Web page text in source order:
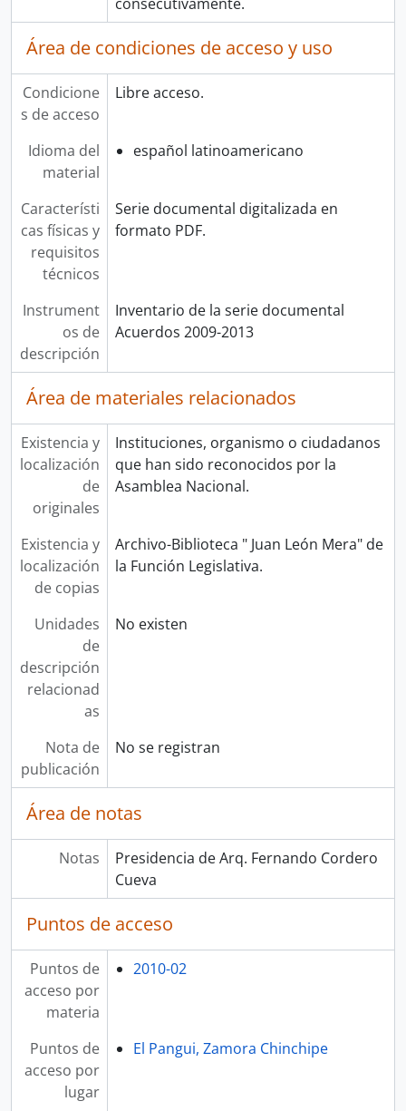
Área de condiciones de acceso y uso
Condicione
s de acceso
Libre acceso.
Idioma del
material
español latinoamericano
Característi
cas físicas y
requisitos
técnicos
Serie documental digitalizada en
formato PDF.
Instrument
os de
descripción
Inventario de la serie documental
Acuerdos 2009-2013
Área de materiales relacionados
Existencia y
localización
de
originales
Instituciones, organismo o ciudadanos
que han sido reconocidos por la
Asamblea Nacional.
Existencia y
localización
de copias
Archivo-Biblioteca " Juan León Mera" de
la Función Legislativa.
Unidades
de
descripción
relacionad
as
No existen
Nota de
publicación
No se registran
Área de notas
Notas
Presidencia de Arq. Fernando Cordero
Cueva
Puntos de acceso
Puntos de
acceso por
materia
2010-02
Puntos de
acceso por
lugar
El Pangui, Zamora Chinchipe